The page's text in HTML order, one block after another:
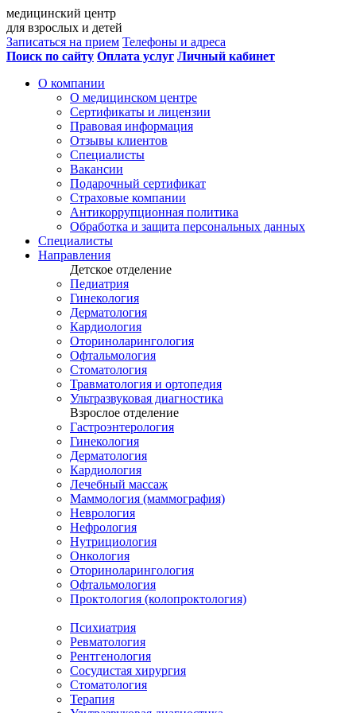
медицинский центр
для взрослых и детей
Записаться на прием Телефоны и адреса
Поиск по сайту Оплата услуг Личный кабинет
О компании
О медицинском центре
Сертификаты и лицензии
Правовая информация
Отзывы клиентов
Специалисты
Вакансии
Подарочный сертификат
Страховые компании
Антикоррупционная политика
Обработка и защита персональных данных
Специалисты
Направления
Детское отделение
Педиатрия
Гинекология
Дерматология
Кардиология
Оториноларингология
Офтальмология
Стоматология
Травматология и ортопедия
Ультразвуковая диагностика
Взрослое отделение
Гастроэнтерология
Гинекология
Дерматология
Кардиология
Лечебный массаж
Маммология (маммография)
Неврология
Нефрология
Нутрициология
Онкология
Оториноларингология
Офтальмология
Проктология (колопроктология)
Психиатрия
Ревматология
Рентгенология
Сосудистая хирургия
Стоматология
Терапия